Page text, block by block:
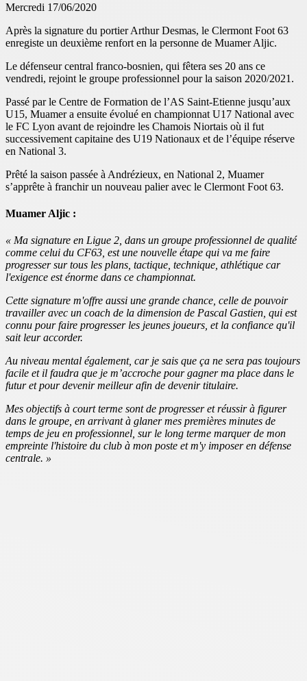
Mercredi 17/06/2020
Après la signature du portier Arthur Desmas, le Clermont Foot 63
enregiste un deuxième renfort en la personne de Muamer Aljic.
Le défenseur central franco-bosnien, qui fêtera ses 20 ans ce
vendredi, rejoint le groupe professionnel pour la saison 2020/2021.
Passé par le Centre de Formation de l’AS Saint-Etienne jusqu’aux
U15, Muamer a ensuite évolué en championnat U17 National avec
le FC Lyon avant de rejoindre les Chamois Niortais où il fut
successivement capitaine des U19 Nationaux et de l’équipe réserve
en National 3.
Prêté la saison passée à Andrézieux, en National 2, Muamer
s’apprête à franchir un nouveau palier avec le Clermont Foot 63.
Muamer Aljic :
« Ma signature en Ligue 2, dans un groupe professionnel de qualité
comme celui du CF63, est une nouvelle étape qui va me faire
progresser sur tous les plans, tactique, technique, athlétique car
l'exigence est énorme dans ce championnat.
Cette signature m'offre aussi une grande chance, celle de pouvoir
travailler avec un coach de la dimension de Pascal Gastien, qui est
connu pour faire progresser les jeunes joueurs, et la confiance qu'il
sait leur accorder.
Au niveau mental également, car je sais que ça ne sera pas toujours
facile et il faudra que je m’accroche pour gagner ma place dans le
futur et pour devenir meilleur afin de devenir titulaire.
Mes objectifs à court terme sont de progresser et réussir à figurer
dans le groupe, en arrivant à glaner mes premières minutes de
temps de jeu en professionnel, sur le long terme marquer de mon
empreinte l'histoire du club à mon poste et m'y imposer en défense
centrale. »